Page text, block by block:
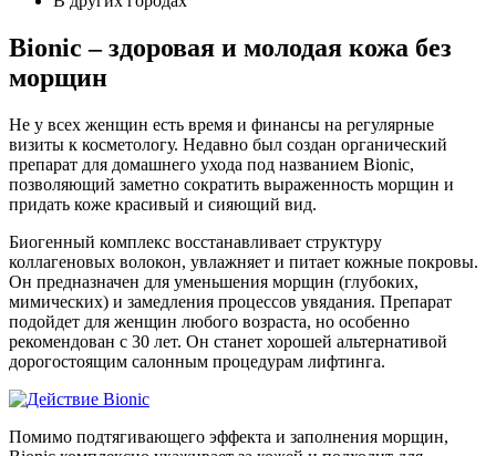
Bionic – здоровая и молодая кожа без
морщин
Не у всех женщин есть время и финансы на регулярные
визиты к косметологу. Недавно был создан органический
препарат для домашнего ухода под названием Bionic,
позволяющий заметно сократить выраженность морщин и
придать коже красивый и сияющий вид.
Биогенный комплекс восстанавливает структуру
коллагеновых волокон, увлажняет и питает кожные покровы.
Он предназначен для уменьшения морщин (глубоких,
мимических) и замедления процессов увядания. Препарат
подойдет для женщин любого возраста, но особенно
рекомендован с 30 лет. Он станет хорошей альтернативой
дорогостоящим салонным процедурам лифтинга.
Помимо подтягивающего эффекта и заполнения морщин,